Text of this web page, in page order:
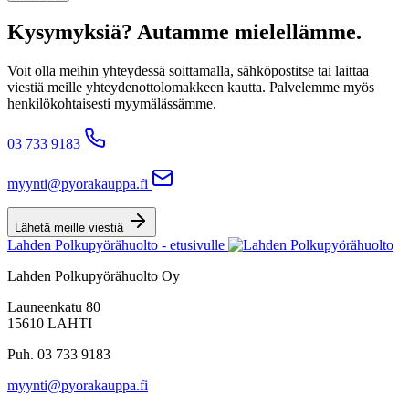
Kysymyksiä? Autamme mielellämme.
Voit olla meihin yhteydessä soittamalla, sähköpostitse tai laittaa
viestiä meille yhteydenottolomakkeen kautta. Palvelemme myös
henkilökohtaisesti myymälässämme.
03 733 9183
myynti@pyorakauppa.fi
Lähetä meille viestiä
Lahden Polkupyörähuolto - etusivulle
Lahden Polkupyörähuolto Oy
Launeenkatu 80
15610 LAHTI
Puh. 03 733 9183
myynti@pyorakauppa.fi